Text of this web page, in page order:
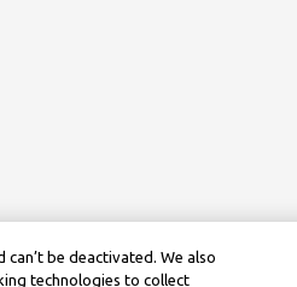
be deactivated. We also
technologies to collect